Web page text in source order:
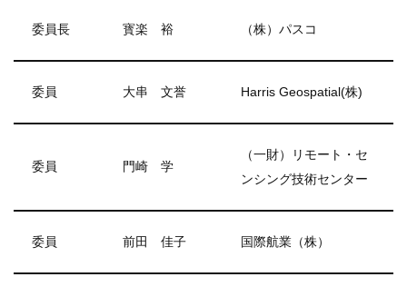
委員長 寳楽 裕 （株）パスコ
委員 大串 文誉 Harris Geospatial(株)
委員 門崎 学
（一財）リモート・セ
ンシング技術センター
委員 前田 佳子 国際航業（株）